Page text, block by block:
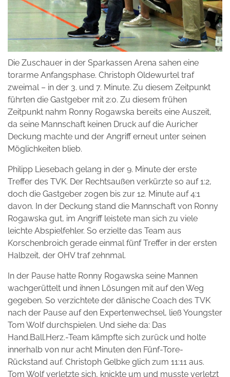
Die Zuschauer in der Sparkassen Arena sahen eine
torarme Anfangsphase. Christoph Oldewurtel traf
zweimal – in der 3. und 7. Minute. Zu diesem Zeitpunkt
führten die Gastgeber mit 2:0. Zu diesem frühen
Zeitpunkt nahm Ronny Rogawska bereits eine Auszeit,
da seine Mannschaft keinen Druck auf die Auricher
Deckung machte und der Angriff erneut unter seinen
Möglichkeiten blieb.
Philipp Liesebach gelang in der 9. Minute der erste
Treffer des TVK. Der Rechtsaußen verkürzte so auf 1:2,
doch die Gastgeber zogen bis zur 12. Minute auf 4:1
davon. In der Deckung stand die Mannschaft von Ronny
Rogawska gut, im Angriff leistete man sich zu viele
leichte Abspielfehler. So erzielte das Team aus
Korschenbroich gerade einmal fünf Treffer in der ersten
Halbzeit, der OHV traf zehnmal.
In der Pause hatte Ronny Rogawska seine Mannen
wachgerüttelt und ihnen Lösungen mit auf den Weg
gegeben. So verzichtete der dänische Coach des TVK
nach der Pause auf den Expertenwechsel, ließ Youngster
Tom Wolf durchspielen. Und siehe da: Das
Hand.Ball.Herz.-Team kämpfte sich zurück und holte
innerhalb von nur acht Minuten den Fünf-Tore-
Rückstand auf. Christoph Gelbke glich zum 11:11 aus.
Tom Wolf verletzte sich, knickte um und musste verletzt